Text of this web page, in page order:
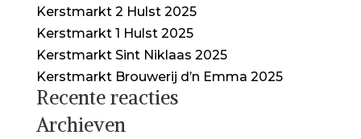
Kerstmarkt 2 Hulst 2025
Kerstmarkt 1 Hulst 2025
Kerstmarkt Sint Niklaas 2025
Kerstmarkt Brouwerij d’n Emma 2025
Recente reacties
Archieven